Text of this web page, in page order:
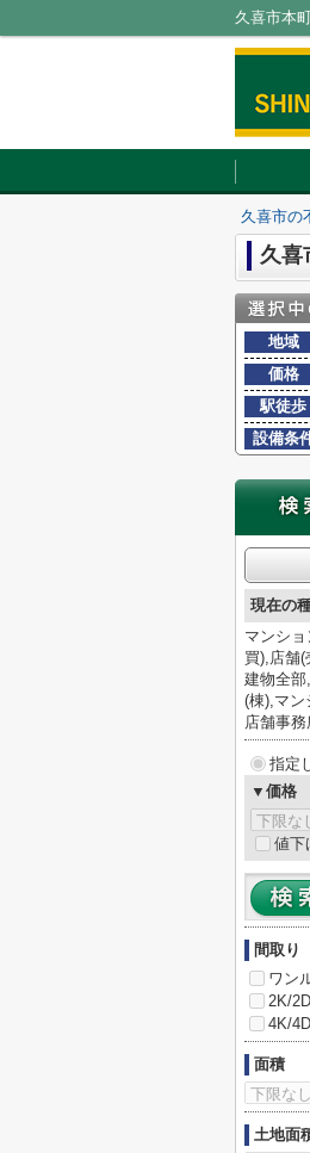
久喜市本
久喜市の
久喜
地域
価格
駅徒歩
設備条
現在の
マンシ
買),店舗
建物全部
(棟),マン
店舗事
指定
▼価格
値下
間取り
ワン
2K/
4K/
面積
土地面